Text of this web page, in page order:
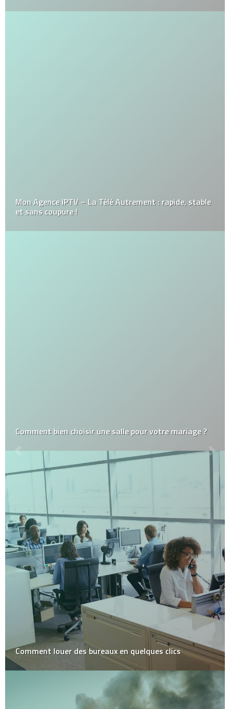
Mon Agence IPTV – La Télé Autrement : rapide, stable
et sans coupure !
Comment bien choisir une salle pour votre mariage ?
Comment louer des bureaux en quelques clics